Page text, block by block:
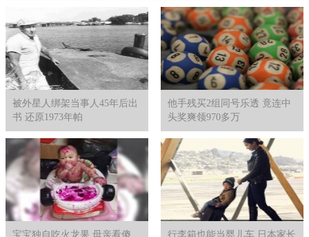
被外星人绑架当事人45年后出
书 还原1973年帕
他手残买2组同号乐透 竟连中
头奖爽领970多万
宝宝独自吃火龙果 母亲看傻 行李箱也能当婴儿车 日本家长